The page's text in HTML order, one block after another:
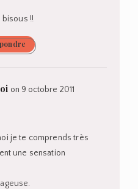
bisous !!
on 9 octobre 2011
je te comprends très
une sensation